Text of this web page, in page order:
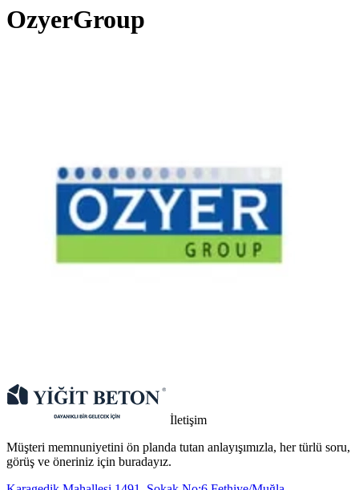
OzyerGroup
İletişim
Müşteri memnuniyetini ön planda tutan anlayışımızla, her türlü soru,
görüş ve öneriniz için buradayız.